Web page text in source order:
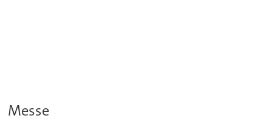
Messe